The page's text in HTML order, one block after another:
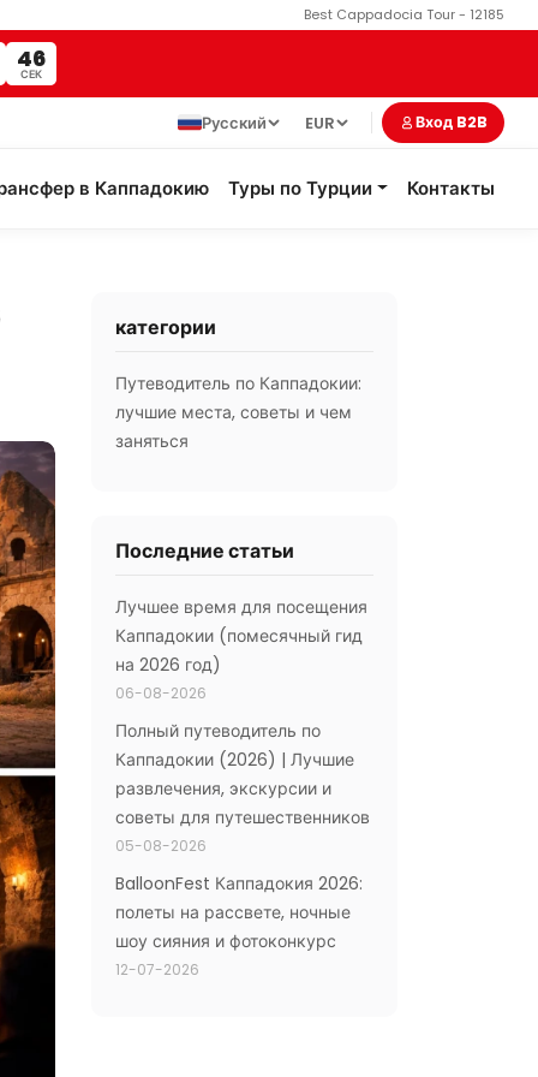
Best Cappadocia Tour - 12185
45
СЕК
Русский EUR Вход B2B
в Каппадокию Туры по Турции Контакты
категории
Путеводитель по Каппадокии:
лучшие места, советы и чем
заняться
Последние статьи
Лучшее время для посещения
Каппадокии (помесячный гид
на 2026 год)
06-08-2026
Полный путеводитель по
Каппадокии (2026) | Лучшие
развлечения, экскурсии и
советы для путешественников
05-08-2026
BalloonFest Каппадокия 2026:
полеты на рассвете, ночные
шоу сияния и фотоконкурс
12-07-2026